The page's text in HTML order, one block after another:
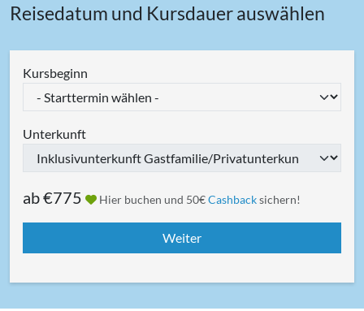
Reisedatum und Kursdauer auswählen
Kursbeginn
Unterkunft
ab€775 Hier buchen und 50€Cashbacksichern!